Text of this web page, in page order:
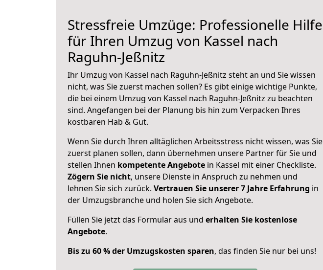
Stressfreie Umzüge: Professionelle Hilfe
für Ihren Umzug von Kassel nach
Raguhn-Jeßnitz
Ihr Umzug von Kassel nach Raguhn-Jeßnitz steht an und Sie wissen
nicht, was Sie zuerst machen sollen? Es gibt einige wichtige Punkte,
die bei einem Umzug von Kassel nach Raguhn-Jeßnitz zu beachten
sind. Angefangen bei der Planung bis hin zum Verpacken Ihres
kostbaren Hab & Gut.
Wenn Sie durch Ihren alltäglichen Arbeitsstress nicht wissen, was Sie
zuerst planen sollen, dann übernehmen unsere Partner für Sie und
stellen Ihnen kompetente Angebote in Kassel mit einer Checkliste.
Zögern Sie nicht, unsere Dienste in Anspruch zu nehmen und
lehnen Sie sich zurück. Vertrauen Sie unserer 7 Jahre Erfahrung in
der Umzugsbranche und holen Sie sich Angebote.
Füllen Sie jetzt das Formular aus und erhalten Sie kostenlose
Angebote.
Bis zu 60 % der Umzugskosten sparen, das finden Sie nur bei uns!